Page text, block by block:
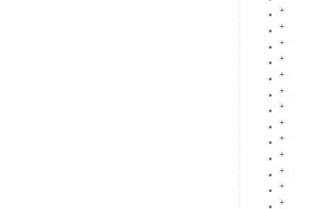
+
+
+
+
+
+
+
+
+
+
+
+
+